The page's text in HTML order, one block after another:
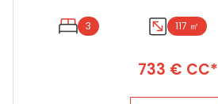
3 117 ㎡
733 € CC*